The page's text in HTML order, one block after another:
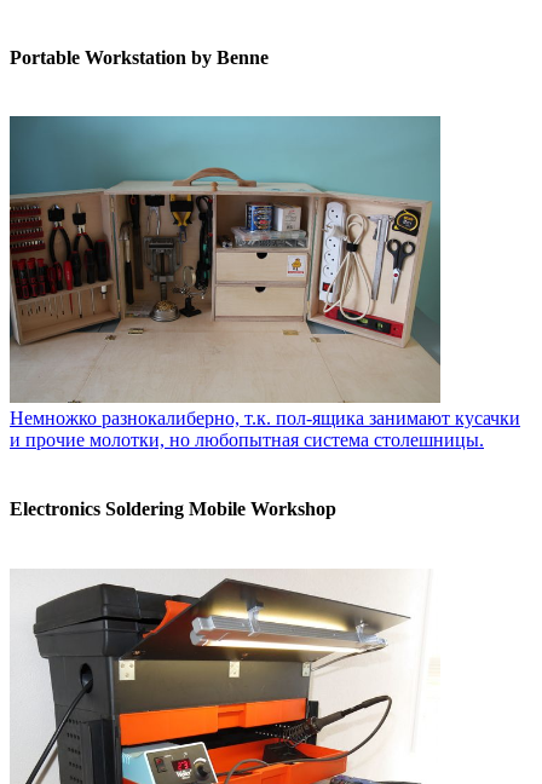
Portable Workstation by Benne
Немножко разнокалиберно, т.к. пол-ящика занимают кусачки
и прочие молотки, но любопытная система столешницы.
Electronics Soldering Mobile Workshop